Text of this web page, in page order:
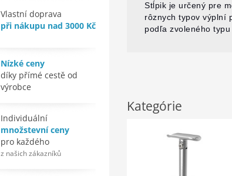
Vlastní doprava
při nákupu nad 3000 Kč
Nízké ceny
díky přímé cestě od
výrobce
Individuální
množstevní ceny
pro každého
z našich zákazníků
Stĺpik je určený pre
rôznych typov výplní
podľa zvoleného typu
Kategórie